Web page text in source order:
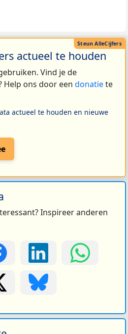
actueel te houden
Vind je de
Help ons door een donatiete
actueel te houden en nieuwe
Inspireer anderen